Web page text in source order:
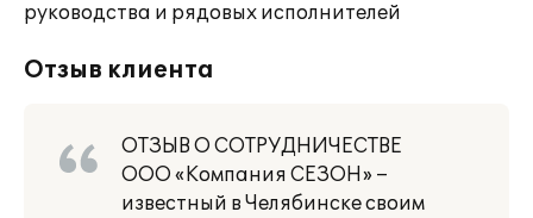
руководства и рядовых исполнителей
Отзыв клиента
ОТЗЫВ О СОТРУДНИЧЕСТВЕ
ООО «Компания СЕЗОН» –
известный в Челябинске своим